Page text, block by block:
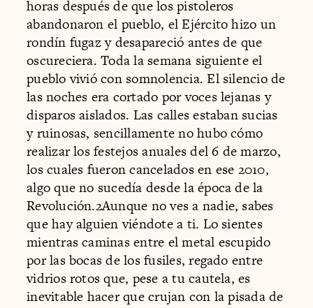
horas después de que los pistoleros
abandonaron el pueblo, el Ejército hizo un
rondín fugaz y desapareció antes de que
oscureciera. Toda la semana siguiente el
pueblo vivió con somnolencia. El silencio de
las noches era cortado por voces lejanas y
disparos aislados. Las calles estaban sucias
y ruinosas, sencillamente no hubo cómo
realizar los festejos anuales del 6 de marzo,
los cuales fueron cancelados en ese 2010,
algo que no sucedía desde la época de la
Revolución.2Aunque no ves a nadie, sabes
que hay alguien viéndote a ti. Lo sientes
mientras caminas entre el metal escupido
por las bocas de los fusiles, regado entre
vidrios rotos que, pese a tu cautela, es
inevitable hacer que crujan con la pisada de